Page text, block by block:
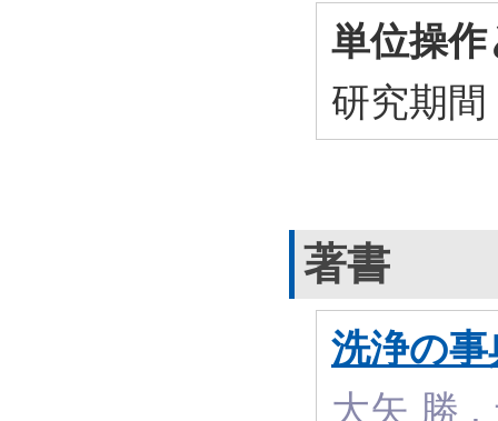
単位操
研究期間
著書
洗浄の事
大矢 勝 ,